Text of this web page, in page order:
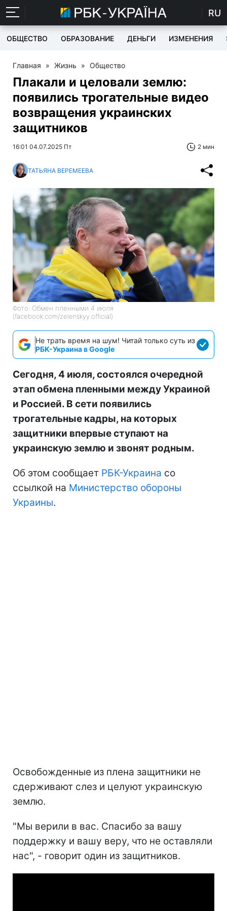
RU
ОБЩЕСТВО ОБРАЗОВАНИЕ ДЕНЬГИ ИЗМЕНЕНИЯ
Главная » Жизнь » Общество
Плакали и целовали землю:
появились трогательные видео
возвращения украинских
защитников
16:01 04.07.2025 Пт 2 мин
ТАТЬЯНА ВЕРЕМЕЕВА
Фото: Обмен пленными 4 июля
(facebook.com/zelenskyy.official)
Не трать время на шум! Читай только суть из
РБК-Украина в Google
Сегодня, 4 июля, состоялся очередной
этап обмена пленными между Украиной
и Россией. В сети появились
трогательные кадры, на которых
защитники впервые ступают на
украинскую землю и звонят родным.
Об этом сообщает РБК-Украина со
ссылкой на Министерство обороны
Украины.
Освобожденные из плена защитники не
сдерживают слез и целуют украинскую
землю.
"Мы верили в вас. Спасибо за вашу
поддержку и вашу веру, что не оставляли
нас", - говорит один из защитников.